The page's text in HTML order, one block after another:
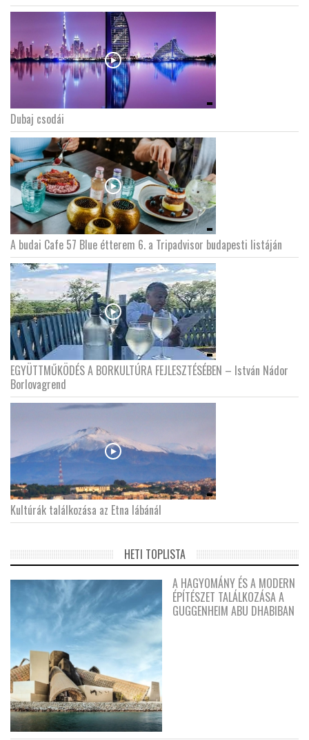
Dubaj csodái
A budai Cafe 57 Blue étterem 6. a Tripadvisor budapesti listáján
EGYÜTTMŰKÖDÉS A BORKULTÚRA FEJLESZTÉSÉBEN – István Nádor
Borlovagrend
Kultúrák találkozása az Etna lábánál
HETI TOPLISTA
A HAGYOMÁNY ÉS A MODERN
ÉPÍTÉSZET TALÁLKOZÁSA A
GUGGENHEIM ABU DHABIBAN